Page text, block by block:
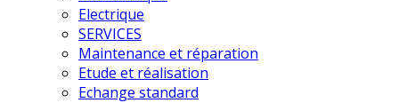
Electrique
SERVICES
Maintenance et réparation
Etude et réalisation
Echange standard